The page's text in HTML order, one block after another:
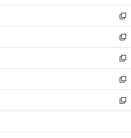
開
く
ウ
で
開
く
ン
ド
ウ
で
開
く
ウ
ィ
ン
ド
ウ
で
開
く
新
し
い
ウ
ィ
ン
ド
ウ
で
開
新
し
い
ウ
ィ
ン
ド
ウ
開
新
し
い
ウ
ィ
ン
ウ
新
し
い
ウ
ン
新
し
ウ